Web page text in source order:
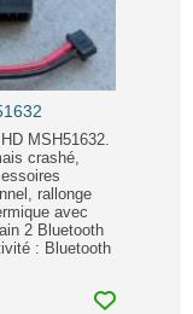
MSH51632.
crashé,
rallonge
avec
2 Bluetooth
: Bluetooth